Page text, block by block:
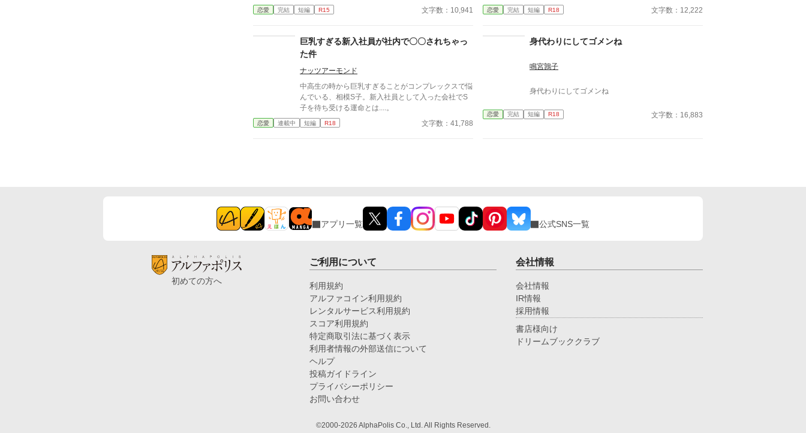
る。 なのに、ひなたの体はどんどん反応してしまっ
ない秘密があって―― 「…ほんとは、ずっと前か
ら、私…」 ただのメイドなんかじゃ終わりたくな
い。 恋と欲望が交差する、ちょっぴり危険な主従ラ
恋愛 完結 短編 R15 文字数：10,941 恋愛 完結 短編 R18 文字数：12,222
巨乳すぎる新入社員が社内で〇〇されちゃっ
た件
ナッツアーモンド
中高生の時から巨乳すぎることがコンプレックスで悩
んでいる、相模S子。新入社員として入った会社でS
子を待ち受ける運命とは....。
恋愛 連載中 短編 R18 文字数：41,788
身代わりにしてゴメンね
鳴宮鶉子
身代わりにしてゴメンね
恋愛 完結 短編 R18 文字数：16,883
アプリ一覧 公式SNS一覧
初めての方へ
ご利用について
利用規約
アルファコイン利用規約
レンタルサービス利用規約
スコア利用規約
特定商取引法に基づく表示
利用者情報の外部送信について
ヘルプ
投稿ガイドライン
プライバシーポリシー
お問い合わせ
会社情報
会社情報
IR情報
採用情報
書店様向け
ドリームブッククラブ
©2000-2026 AlphaPolis Co., Ltd. All Rights Reserved.